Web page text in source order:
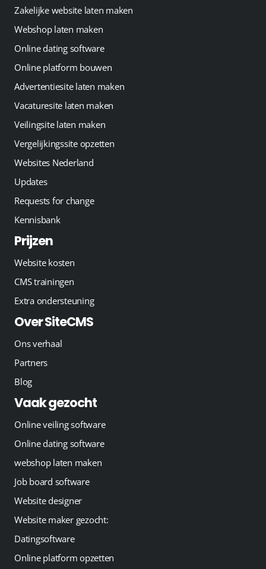
Zakelijke website laten maken
Webshop laten maken
Online dating software
Online platform bouwen
Advertentiesite laten maken
Vacaturesite laten maken
Veilingsite laten maken
Vergelijkingssite opzetten
Websites Nederland
Updates
Requests for change
Kennisbank
Prijzen
Website kosten
CMS trainingen
Extra ondersteuning
Over SiteCMS
Ons verhaal
Partners
Blog
Vaak gezocht
Online veiling software
Online dating software
webshop laten maken
Job board software
Website designer
Website maker gezocht:
Datingsoftware
Online platform opzetten